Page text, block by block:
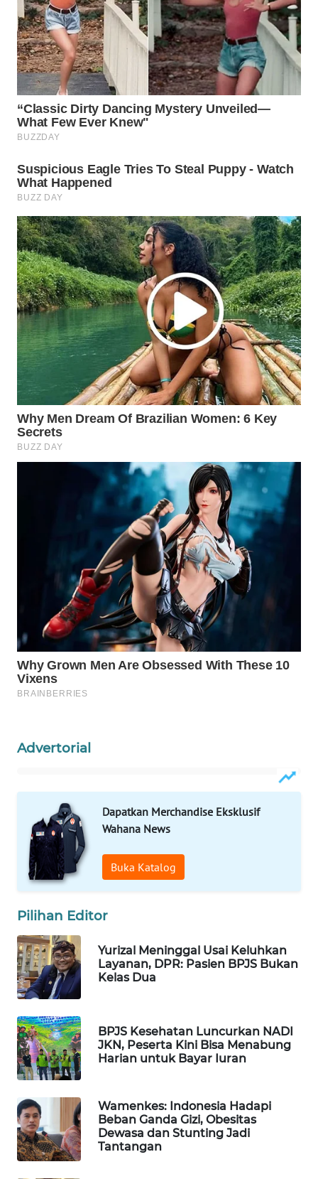
Advertorial
Dapatkan Merchandise Eksklusif
Wahana News
Buka Katalog
Pilihan Editor
Yurizal Meninggal Usai Keluhkan
Layanan, DPR: Pasien BPJS Bukan
Kelas Dua
BPJS Kesehatan Luncurkan NADI
JKN, Peserta Kini Bisa Menabung
Harian untuk Bayar Iuran
Wamenkes: Indonesia Hadapi
Beban Ganda Gizi, Obesitas
Dewasa dan Stunting Jadi
Tantangan
WN
PRIANGAN
TIMUR
WN
SEMARANG
WN
SOLO
WN
BOROBUDUR
WN
MADURA
WN
SURABAYA
WN
NATUNA
WN
BINTAN
WN
MANDALIKA
LABUANBAJO
BORNEO
Wahana
Media
Group
WAHANA
ADVOKAT
WAHANA
INFRASTRUKTUR
WAHANA
KONSUMEN
WAHANA
LISTRIK
WAHANA
TRAVEL
WAHANA
TV
WAHANANEWS
ID